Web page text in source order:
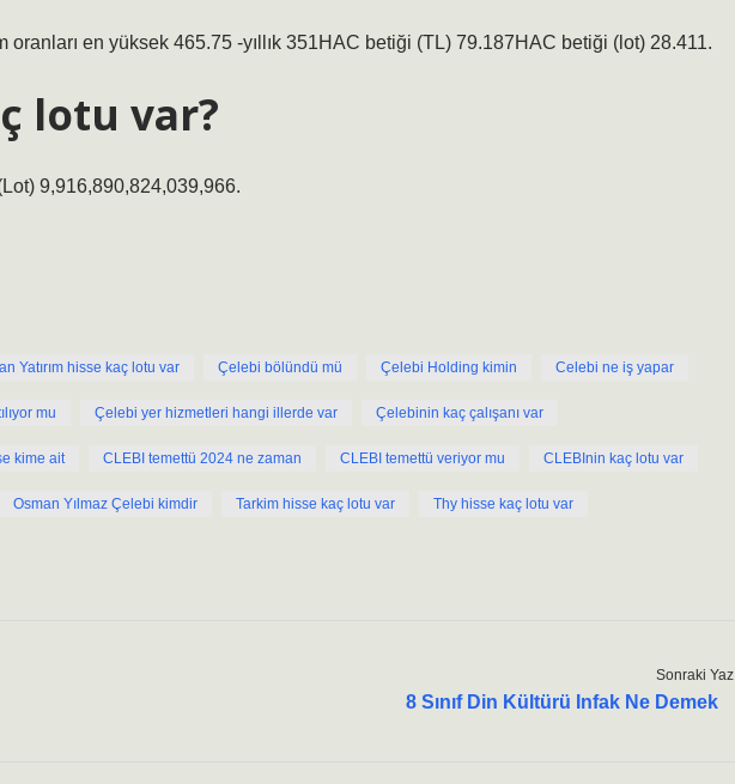
en yüksek 465.75 -yıllık 351HAC betiği (TL) 79.187HAC betiği (lot) 28.411.
lotu var?
9,916,890,824,039,966.
Yatırım hisse kaç lotu var Çelebi bölündü mü Çelebi Holding kimin Celebi ne iş yapar
mu Çelebi yer hizmetleri hangi illerde var Çelebinin kaç çalışanı var
kime ait CLEBI temettü 2024 ne zaman CLEBI temettü veriyor mu CLEBInin kaç lotu var
Osman Yılmaz Çelebi kimdir Tarkim hisse kaç lotu var Thy hisse kaç lotu var
Sonraki
8 Sınıf Din Kültürü Infak Ne Demek